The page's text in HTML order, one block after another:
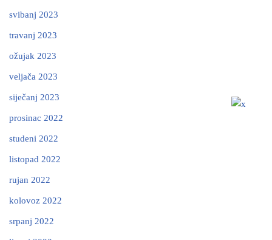
svibanj 2023
travanj 2023
ožujak 2023
veljača 2023
siječanj 2023
prosinac 2022
studeni 2022
listopad 2022
rujan 2022
kolovoz 2022
srpanj 2022